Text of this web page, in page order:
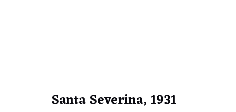
Santa Severina, 1931